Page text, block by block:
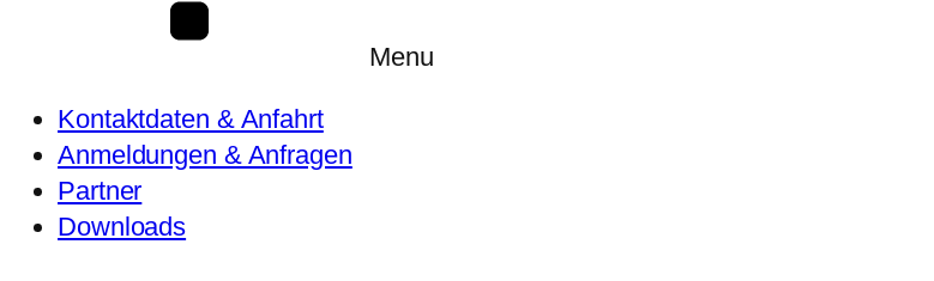
Menu
Kontaktdaten & Anfahrt
Anmeldungen & Anfragen
Partner
Downloads